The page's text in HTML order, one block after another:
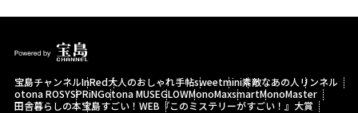
宝島チャンネルInRed大人のおしゃれ手帖sweetmini素敵なあの人 リンネル
otona ROSYSPRiNGotona MUSEGLOWMonoMaxsmartMonoMaster
田舎暮らしの本宝島すごい！WEB 『このミステリーがすごい！』大賞